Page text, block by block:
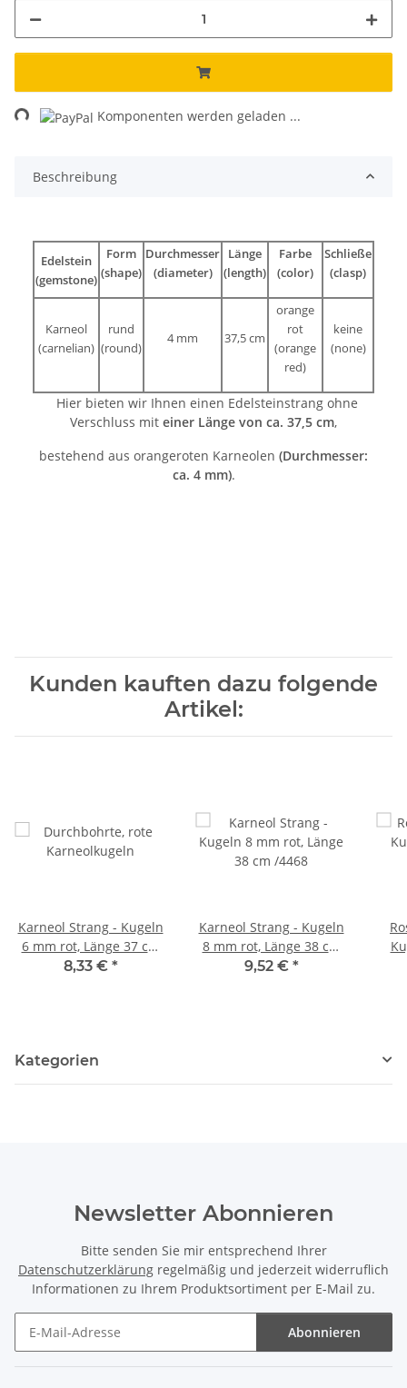
Komponenten werden geladen ...
Beschreibung
Edelstein
(gemstone)
Form
(shape)
Durchmesser
(diameter)
Länge
(length)
Farbe
(color)
Schließe
(clasp)
Karneol
(carnelian)
rund
(round)
4 mm 37,5 cm
orange
rot
(orange
red)
keine
(none)
Hier bieten wir Ihnen einen Edelsteinstrang ohne
Verschluss mit einer Länge von ca. 37,5 cm,
bestehend aus orangeroten Karneolen (Durchmesser:
ca. 4 mm).
Kunden kauften dazu folgende
Artikel:
Karneol Strang - Kugeln
6 mm rot, Länge 37 cm
/4467
8,33 € *
Karneol Strang - Kugeln
8 mm rot, Länge 38 cm
/4468
9,52 € *
Kategorien
Newsletter Abonnieren
Bitte senden Sie mir entsprechend Ihrer
Datenschutzerklärung regelmäßig und jederzeit widerruflich
Informationen zu Ihrem Produktsortiment per E-Mail zu.
Abonnieren